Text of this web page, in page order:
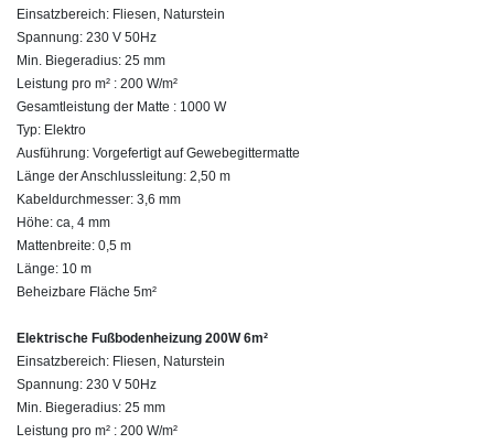
Einsatzbereich: Fliesen, Naturstein
Spannung: 230 V 50Hz
Min. Biegeradius: 25 mm
Leistung pro m² : 200 W/m²
Gesamtleistung der Matte : 1000 W
Typ: Elektro
Ausführung: Vorgefertigt auf Gewebegittermatte
Länge der Anschlussleitung: 2,50 m
Kabeldurchmesser: 3,6 mm
Höhe: ca, 4 mm
Mattenbreite: 0,5 m
Länge: 10 m
Beheizbare Fläche 5m²
Elektrische Fußbodenheizung 200W 6m²
Einsatzbereich: Fliesen, Naturstein
Spannung: 230 V 50Hz
Min. Biegeradius: 25 mm
Leistung pro m² : 200 W/m²